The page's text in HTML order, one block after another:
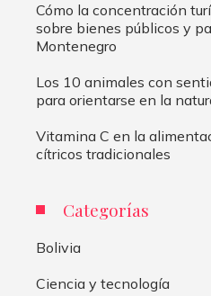
Cómo la concentración
sobre bienes públicos y
Montenegro
Los 10 animales con
para orientarse en la
Vitamina C en la
cítricos tradicionales
Categorías
Bolivia
Ciencia y tecnología